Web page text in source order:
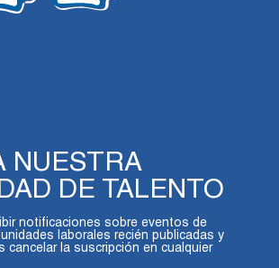
NUESTRA
DE TALENTO
notificaciones sobre eventos de
laborales recién publicadas y
cancelar la suscripción en cualquier